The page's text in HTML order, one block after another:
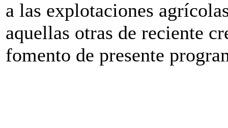
a las explotaciones
aquellas otras de reciente
fomento de presente